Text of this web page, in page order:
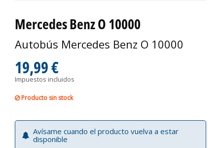
Mercedes Benz O 10000
Autobús Mercedes Benz O 10000
19,99 €
Impuestos incluidos
Producto sin stock
Avísame cuando el producto vuelva a estar
disponible